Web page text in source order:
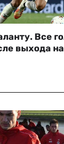
Все
выхода